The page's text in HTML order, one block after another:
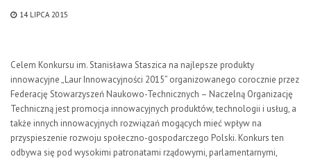
14 LIPCA 2015
Celem Konkursu im. Stanisława Staszica na najlepsze produkty
innowacyjne „Laur Innowacyjności 2015” organizowanego corocznie przez
Federację Stowarzyszeń Naukowo-Technicznych – Naczelną Organizację
Techniczną jest promocja innowacyjnych produktów, technologii i usług, a
także innych innowacyjnych rozwiązań mogących mieć wpływ na
przyspieszenie rozwoju społeczno-gospodarczego Polski. Konkurs ten
odbywa się pod wysokimi patronatami rządowymi, parlamentarnymi,